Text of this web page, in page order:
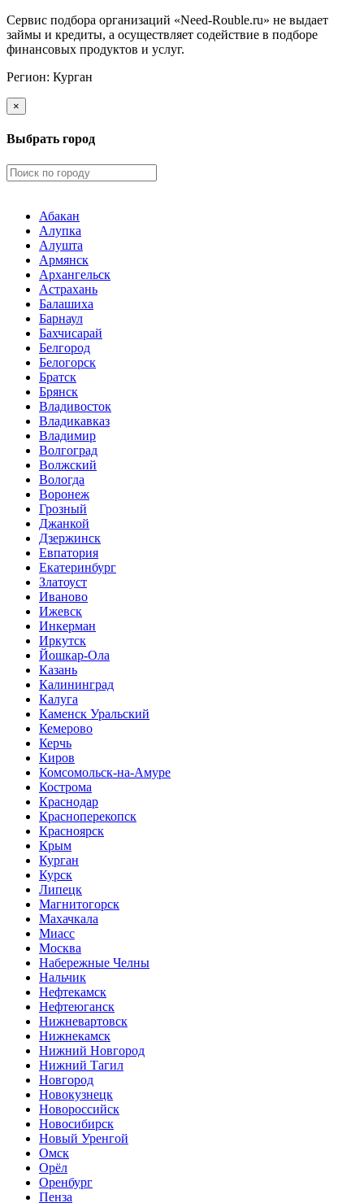
Сервис подбора организаций «Need-Rouble.ru» не выдает
займы и кредиты, а осуществляет содействие в подборе
финансовых продуктов и услуг.
Регион: Курган
×
Выбрать город
Абакан
Алупка
Алушта
Армянск
Архангельск
Астрахань
Балашиха
Барнаул
Бахчисарай
Белгород
Белогорск
Братск
Брянск
Владивосток
Владикавказ
Владимир
Волгоград
Волжский
Вологда
Воронеж
Грозный
Джанкой
Дзержинск
Евпатория
Екатеринбург
Златоуст
Иваново
Ижевск
Инкерман
Иркутск
Йошкар-Ола
Казань
Калининград
Калуга
Каменск Уральский
Кемерово
Керчь
Киров
Комсомольск-на-Амуре
Кострома
Краснодар
Красноперекопск
Красноярск
Крым
Курган
Курск
Липецк
Магнитогорск
Махачкала
Миасс
Москва
Набережные Челны
Нальчик
Нефтекамск
Нефтеюганск
Нижневартовск
Нижнекамск
Нижний Новгород
Нижний Тагил
Новгород
Новокузнецк
Новороссийск
Новосибирск
Новый Уренгой
Омск
Орёл
Оренбург
Пенза